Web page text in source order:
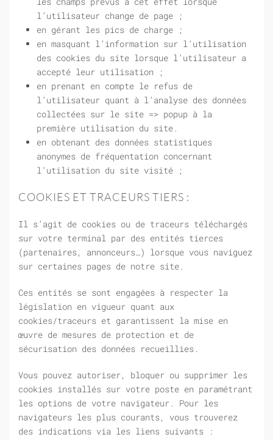
l’utilisateur change de page ;
en gérant les pics de charge ;
en masquant l’information sur l’utilisation
des cookies du site lorsque l’utilisateur a
accepté leur utilisation ;
en prenant en compte le refus de
l’utilisateur quant à l’analyse des données
collectées sur le site => popup à la
première utilisation du site.
en obtenant des données statistiques
anonymes de fréquentation concernant
l’utilisation du site visité ;
COOKIES ET TRACEURS TIERS :
Il s’agit de cookies ou de traceurs téléchargés
sur votre terminal par des entités tierces
(partenaires, annonceurs…) lorsque vous naviguez
sur certaines pages de notre site.
Ces entités se sont engagées à respecter la
législation en vigueur quant aux
cookies/traceurs et garantissent la mise en
œuvre de mesures de protection et de
sécurisation des données recueillies.
Vous pouvez autoriser, bloquer ou supprimer les
cookies installés sur votre poste en paramétrant
les options de votre navigateur. Pour les
navigateurs les plus courants, vous trouverez
des indications via les liens suivants :